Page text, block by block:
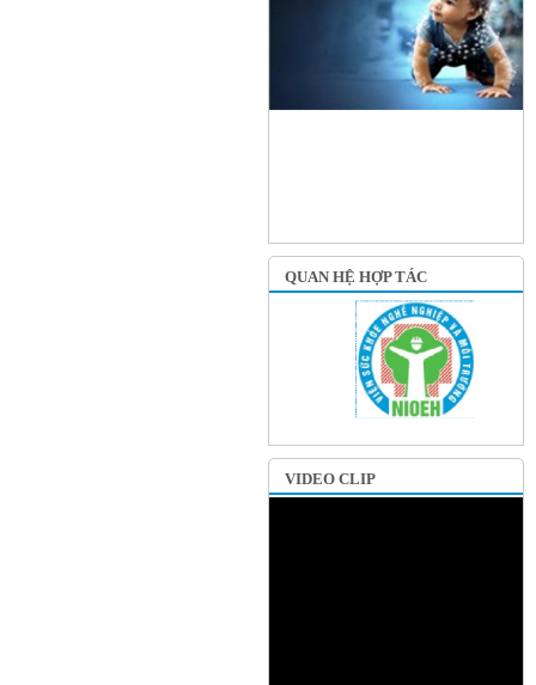
QUAN HỆ HỢP TÁC
VIDEO CLIP